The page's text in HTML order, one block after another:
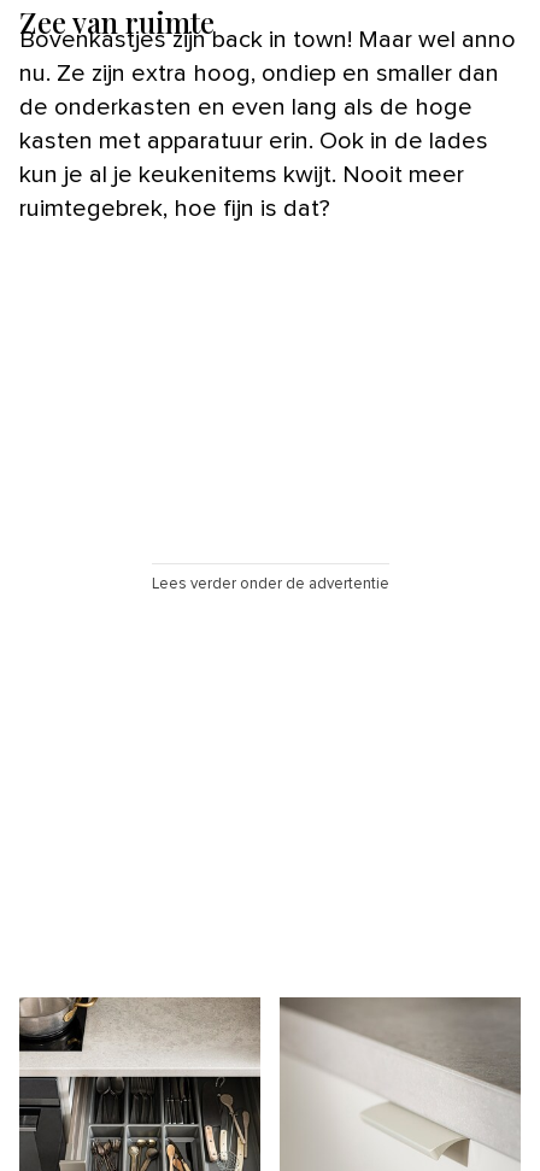
Zee van ruimte
Bovenkastjes zijn back in town! Maar wel anno
nu. Ze zijn extra hoog, ondiep en smaller dan
de onderkasten en even lang als de hoge
kasten met apparatuur erin. Ook in de lades
kun je al je keukenitems kwijt. Nooit meer
ruimtegebrek, hoe fijn is dat?
Lees verder onder de advertentie